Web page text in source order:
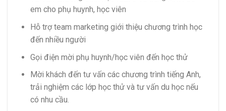
em cho phụ huynh, học viên
Hỗ trợ team marketing giới thiệu chương trình học
đến nhiều người
Gọi điện mời phụ huynh/học viên đến học thử
Mời khách đến tư vấn các chương trình tiếng Anh,
trải nghiệm các lớp học thử và tư vấn du học nếu
có nhu cầu.